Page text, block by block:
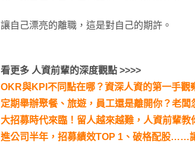
讓自己漂亮的離職，這是對自己的期許。
看更多 人資前輩的深度觀點 >>>>
OKR與KPI不同點在哪？資深人資的第一手觀
定期舉辦聚餐、旅遊，員工還是離開你？老闆
大招募時代來臨！留人越來越難，人資前輩教
進公司半年，招募績效TOP 1、破格配股……